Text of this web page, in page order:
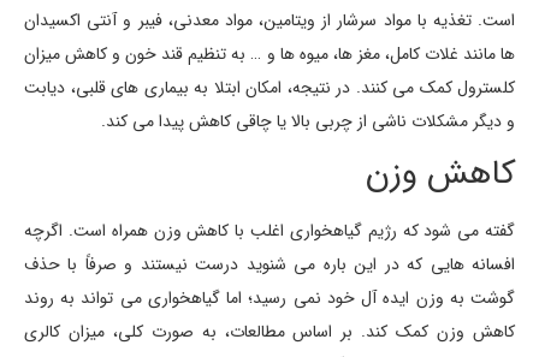
است. تغذیه با مواد سرشار از ویتامین، مواد معدنی، فیبر و آنتی اکسیدان
ها مانند غلات کامل، مغز ها، میوه ها و … به تنظیم قند خون و کاهش میزان
کلسترول کمک می کنند. در نتیجه، امکان ابتلا به بیماری های قلبی، دیابت
و دیگر مشکلات ناشی از چربی بالا یا چاقی کاهش پیدا می کند.
کاهش وزن
گفته می شود که رژیم گیاهخواری اغلب با کاهش وزن همراه است. اگرچه
افسانه هایی که در این باره می شنوید درست نیستند و صرفاً با حذف
گوشت به وزن ایده آل خود نمی رسید؛ اما گیاهخواری می تواند به روند
کاهش وزن کمک کند. بر اساس مطالعات، به صورت کلی، میزان کالری